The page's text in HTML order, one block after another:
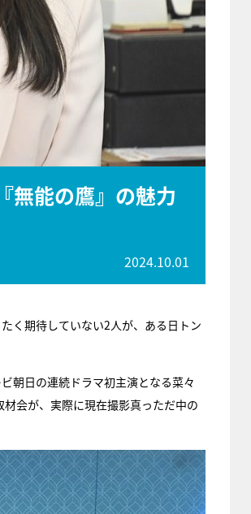
無能の鷹』の魅力
2024.10.01
く期待していない2人が、ある日トン
朝日の連続ドラマ初主演となる菜々
材会が、実際に現在撮影真っただ中の